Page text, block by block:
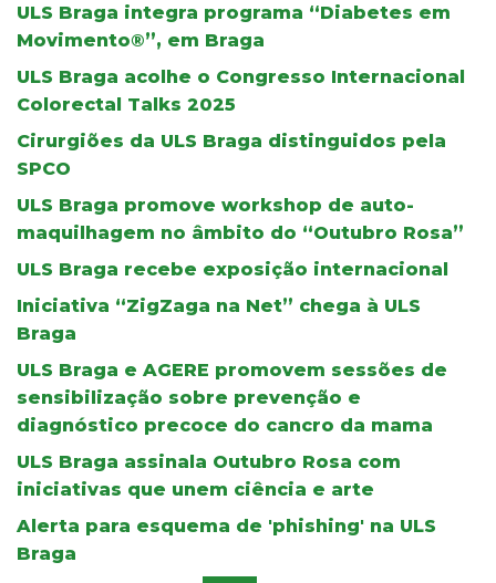
ULS Braga integra programa “Diabetes em
Movimento®”, em Braga
ULS Braga acolhe o Congresso Internacional
Colorectal Talks 2025
Cirurgiões da ULS Braga distinguidos pela
SPCO
ULS Braga promove workshop de auto-
maquilhagem no âmbito do “Outubro Rosa”
ULS Braga recebe exposição internacional
Iniciativa “ZigZaga na Net” chega à ULS
Braga
ULS Braga e AGERE promovem sessões de
sensibilização sobre prevenção e
diagnóstico precoce do cancro da mama
ULS Braga assinala Outubro Rosa com
iniciativas que unem ciência e arte
Alerta para esquema de 'phishing' na ULS
Braga